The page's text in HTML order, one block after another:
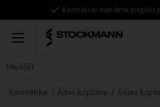
Bezmaksas standarta piegāde
Menu
VISAS PRECES SIEVIETĒM
Kosmētika Ādas kopšana Sejas